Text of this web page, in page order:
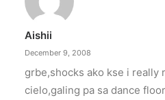
Aishii
December 9, 2008
grbe,shocks ako kse i really
cielo,galing pa sa dance